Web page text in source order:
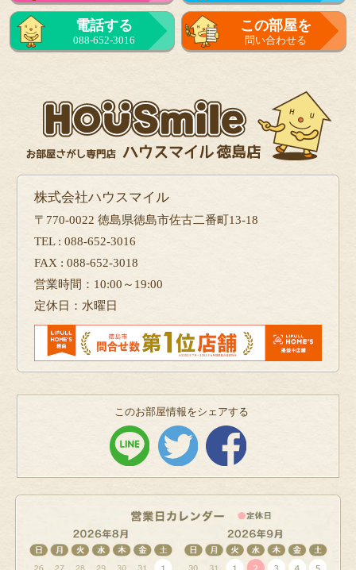
電話する
088-652-3016
この部屋を
問い合わせる
株式会社ハウスマイル
〒770-0022 徳島県徳島市佐古二番町13-18
TEL : 088-652-3016
FAX : 088-652-3018
営業時間：10:00～19:00
定休日：水曜日
このお部屋情報をシェアする